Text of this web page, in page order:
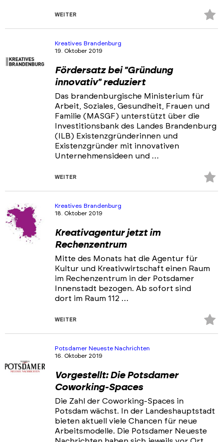
WEITER
Kreatives Brandenburg
19. Oktober 2019
Fördersatz bei "Gründung
innovativ" reduziert
Das brandenburgische Ministerium für
Arbeit, Soziales, Gesundheit, Frauen und
Familie (MASGF) unterstützt über die
Investitionsbank des Landes Brandenburg
(ILB) Existenzgründerinnen und
Existenzgründer mit innovativen
Unternehmensideen und …
WEITER
Kreatives Brandenburg
18. Oktober 2019
Kreativagentur jetzt im
Rechenzentrum
Mitte des Monats hat die Agentur für
Kultur und Kreativwirtschaft einen Raum
im Rechenzentrum in der Potsdamer
Innenstadt bezogen. Ab sofort sind
dort im Raum 112 …
WEITER
Potsdamer Neueste Nachrichten
16. Oktober 2019
Vorgestellt: Die Potsdamer
Coworking-Spaces
Die Zahl der Coworking-Spaces in
Potsdam wächst. In der Landeshauptstadt
bieten aktuell viele Chancen für neue
Arbeitsmodelle. Die Potsdamer Neueste